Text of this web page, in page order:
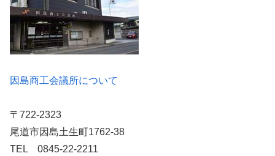
因島商工会議所について
〒722-2323
尾道市因島土生町1762-38
TEL 0845-22-2211